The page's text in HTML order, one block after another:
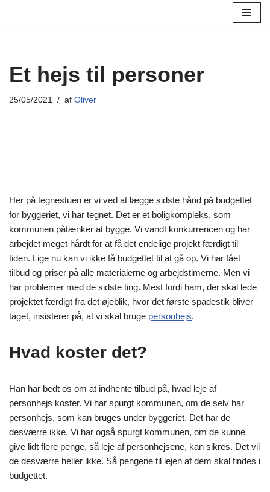
Et hejs til personer
25/05/2021 af Oliver
Her på tegnestuen er vi ved at lægge sidste hånd på budgettet
for byggeriet, vi har tegnet. Det er et boligkompleks, som
kommunen påtænker at bygge. Vi vandt konkurrencen og har
arbejdet meget hårdt for at få det endelige projekt færdigt til
tiden. Lige nu kan vi ikke få budgettet til at gå op. Vi har fået
tilbud og priser på alle materialerne og arbejdstimerne. Men vi
har problemer med de sidste ting. Mest fordi ham, der skal lede
projektet færdigt fra det øjeblik, hvor det første spadestik bliver
taget, insisterer på, at vi skal bruge personhejs.
Hvad koster det?
Han har bedt os om at indhente tilbud på, hvad leje af
personhejs koster. Vi har spurgt kommunen, om de selv har
personhejs, som kan bruges under byggeriet. Det har de
desværre ikke. Vi har også spurgt kommunen, om de kunne
give lidt flere penge, så leje af personhejsene, kan sikres. Det vil
de desværre heller ikke. Så pengene til lejen af dem skal findes i
budgettet.